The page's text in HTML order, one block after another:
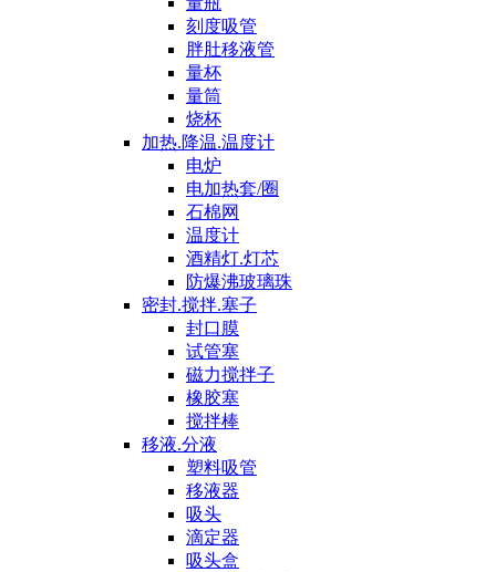
刻度吸管
胖肚移液管
量杯
量筒
烧杯
加热.降温.温度计
电炉
电加热套/圈
石棉网
温度计
酒精灯.灯芯
防爆沸玻璃珠
密封.搅拌.塞子
封口膜
试管塞
磁力搅拌子
橡胶塞
搅拌棒
移液.分液
塑料吸管
移液器
吸头
滴定器
吸头盒